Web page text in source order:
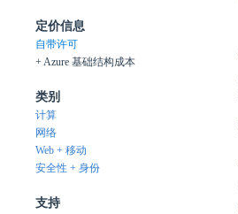
定价信息
自带许可
+ Azure 基础结构成本
类别
计算
网络
Web + 移动
安全性 + 身份
支持